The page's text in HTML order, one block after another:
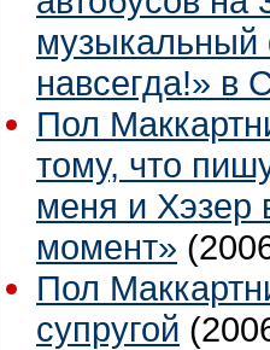
навсегда!»
Пол
тому, что
меня и Хэзер
момент»
Пол
супругой